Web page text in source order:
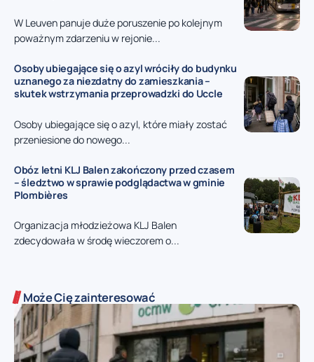
W Leuven panuje duże poruszenie po kolejnym
poważnym zdarzeniu w rejonie...
Osoby ubiegające się o azyl wróciły do budynku
uznanego za niezdatny do zamieszkania –
skutek wstrzymania przeprowadzki do Uccle
Osoby ubiegające się o azyl, które miały zostać
przeniesione do nowego...
Obóz letni KLJ Balen zakończony przed czasem
– śledztwo w sprawie podglądactwa w gminie
Plombières
Organizacja młodzieżowa KLJ Balen
zdecydowała w środę wieczorem o...
Może Cię zainteresować